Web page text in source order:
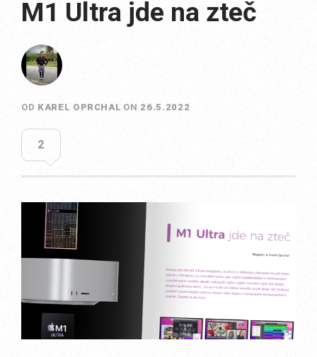
M1 Ultra jde na zteč
OD KAREL OPRCHAL ON 26.5.2022
2